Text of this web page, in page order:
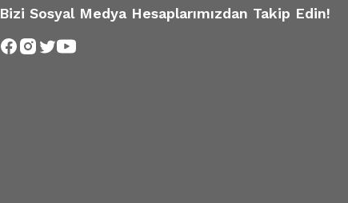
Bizi Sosyal Medya Hesaplarımızdan Takip Edin!